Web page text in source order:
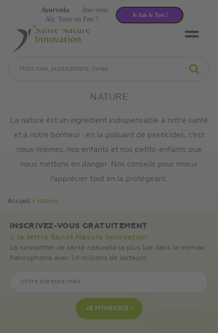
NATURE
La nature est un ingrédient indispensable à notre santé
et à notre bonheur : en la polluant de pesticides, c’est
nous-mêmes, nos enfants et nos petits-enfants que
nous mettons en danger. Nos conseils pour mieux
l’apprécier tout en la protégeant.
Accueil Nature
INSCRIVEZ-VOUS GRATUITEMENT
à la lettre Santé Nature Innovation
La newsletter de santé naturelle la plus lue dans le monde
francophone avec 1,4 millions de lecteurs.
Air, Terre ou Feu ?
Ayurvéda : êtes-vous
Je fais le Test !